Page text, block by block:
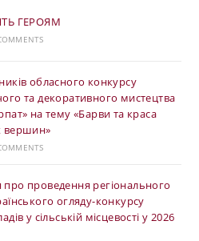
ГЕРОЯМ
обласного конкурсу
та декоративного мистецтва
на тему «Барви та краса
вершин»
проведення регіонального
огляду-конкурсу
у сільській місцевості у 2026